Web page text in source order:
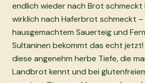
endlich wieder nach Brot
wirklich nach Haferbrot schmeckt –
hausgemachtem Sauerteig und
Sultaninen bekommt das echt
diese angenehm herbe Tiefe, die
Landbrot kennt und bei